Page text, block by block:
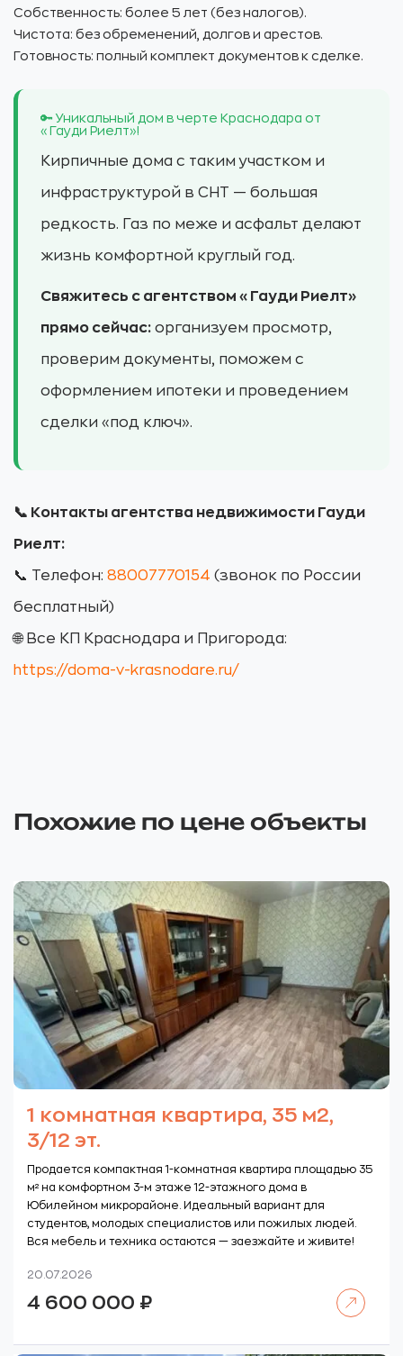
Собственность: более 5 лет (без налогов).
Чистота: без обременений, долгов и арестов.
Готовность: полный комплект документов к сделке.
🔑 Уникальный дом в черте Краснодара от
«Гауди Риелт»!
Кирпичные дома с таким участком и
инфраструктурой в СНТ — большая
редкость. Газ по меже и асфальт делают
жизнь комфортной круглый год.
Свяжитесь с агентством «Гауди Риелт»
прямо сейчас: организуем просмотр,
проверим документы, поможем с
оформлением ипотеки и проведением
сделки «под ключ».
📞 Контакты агентства недвижимости Гауди
Риелт:
📞 Телефон: 88007770154 (звонок по России
бесплатный)
🌐 Все КП Краснодара и Пригорода:
https://doma-v-krasnodare.ru/
Похожие по цене объекты
1 комнатная квартира, 35 м2,
3/12 эт.
Продается компактная 1-комнатная квартира площадью 35
м² на комфортном 3-м этаже 12-этажного дома в
Юбилейном микрорайоне. Идеальный вариант для
студентов, молодых специалистов или пожилых людей.
Вся мебель и техника остаются — заезжайте и живите!
20.07.2026
4 600 000 ₽